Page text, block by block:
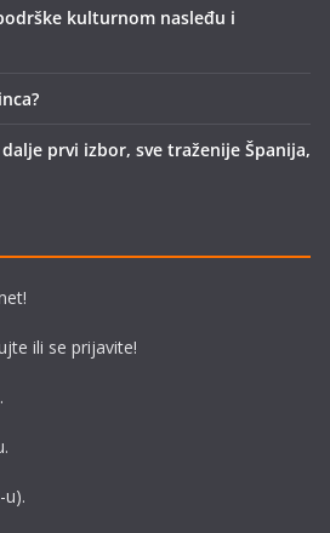
kulturnom nasleđu i
prvi izbor, sve traženije Španija,
ili se prijavite!
-u).